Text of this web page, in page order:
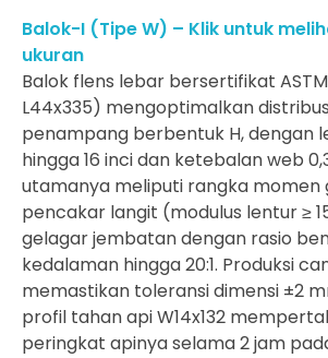
Balok-I (Tipe W) – Klik untuk
ukuran
Balok flens lebar bersertifikat
L44x335) mengoptimalkan
penampang berbentuk H, dengan
hingga 16 inci dan ketebalan web
utamanya meliputi rangka momen
pencakar langit (modulus lentur ≥
gelagar jembatan dengan rasio
kedalaman hingga 20:1. Produksi
memastikan toleransi dimensi ±2
profil tahan api W14x132
peringkat apinya selama 2 jam